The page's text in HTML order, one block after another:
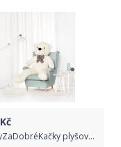
Kč
HračkyZaDobréKačky plyšový medvěd 160 cm bílý